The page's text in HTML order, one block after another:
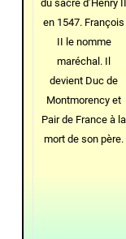
du sacre d’Henry II
en 1547. François
II le nomme
maréchal. Il
devient Duc de
Montmorency et
Pair de France à la
mort de son père.